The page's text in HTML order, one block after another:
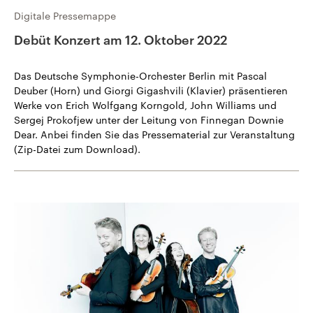
Digitale Pressemappe
Debüt Konzert am 12. Oktober 2022
Das Deutsche Symphonie-Orchester Berlin mit Pascal
Deuber (Horn) und Giorgi Gigashvili (Klavier) präsentieren
Werke von Erich Wolfgang Korngold, John Williams und
Sergej Prokofjew unter der Leitung von Finnegan Downie
Dear. Anbei finden Sie das Pressematerial zur Veranstaltung
(Zip-Datei zum Download).